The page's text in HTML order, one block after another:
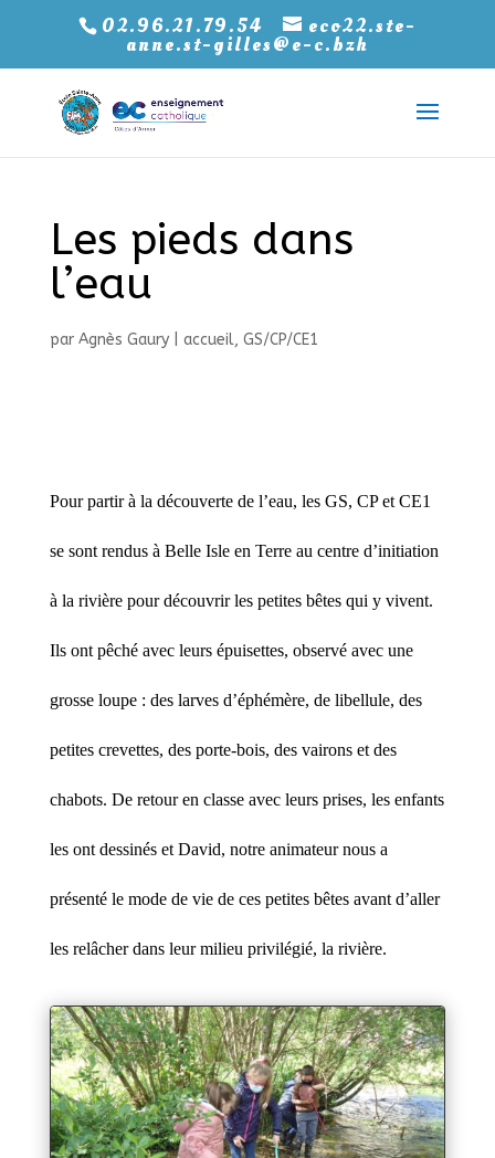
02.96.21.79.54 eco22.ste-
anne.st-gilles@e-c.bzh
Les pieds dans
l’eau
par Agnès Gaury| accueil, GS/CP/CE1
Pour partir à la découverte de l’eau, les GS, CP et CE1
se sont rendus à Belle Isle en Terre au centre d’initiation
à la rivière pour découvrir les petites bêtes qui y vivent.
Ils ont pêché avec leurs épuisettes, observé avec une
grosse loupe : des larves d’éphémère, de libellule, des
petites crevettes, des porte-bois, des vairons et des
chabots. De retour en classe avec leurs prises, les enfants
les ont dessinés et David, notre animateur nous a
présenté le mode de vie de ces petites bêtes avant d’aller
les relâcher dans leur milieu privilégié, la rivière.